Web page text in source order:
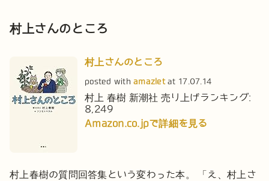
村上さんのところ
村上さんのところ
posted withamazletat 17.07.14
村上 春樹 新潮社 売り上げランキング:
8,249
Amazon.co.jpで詳細を見る
村上春樹の質問回答集という変わった本。
「え、村上さ